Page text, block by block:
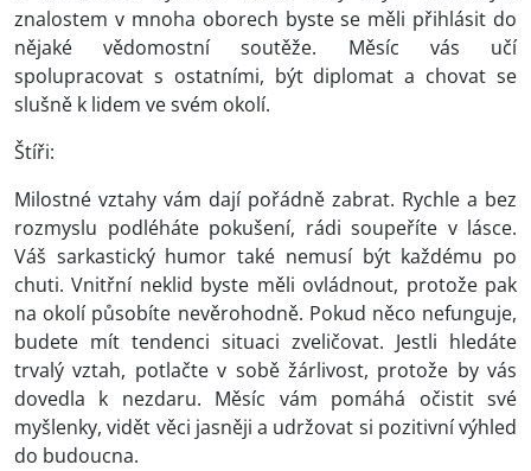
znalostem v mnoha oborech byste se měli přihlásit do
nějaké vědomostní soutěže. Měsíc vás učí
spolupracovat s ostatními, být diplomat a chovat se
slušně k lidem ve svém okolí.
Štíři:
Milostné vztahy vám dají pořádně zabrat. Rychle a bez
rozmyslu podléháte pokušení, rádi soupeříte v lásce.
Váš sarkastický humor také nemusí být každému po
chuti. Vnitřní neklid byste měli ovládnout, protože pak
na okolí působíte nevěrohodně. Pokud něco nefunguje,
budete mít tendenci situaci zveličovat. Jestli hledáte
trvalý vztah, potlačte v sobě žárlivost, protože by vás
dovedla k nezdaru. Měsíc vám pomáhá očistit své
myšlenky, vidět věci jasněji a udržovat si pozitivní výhled
do budoucna.